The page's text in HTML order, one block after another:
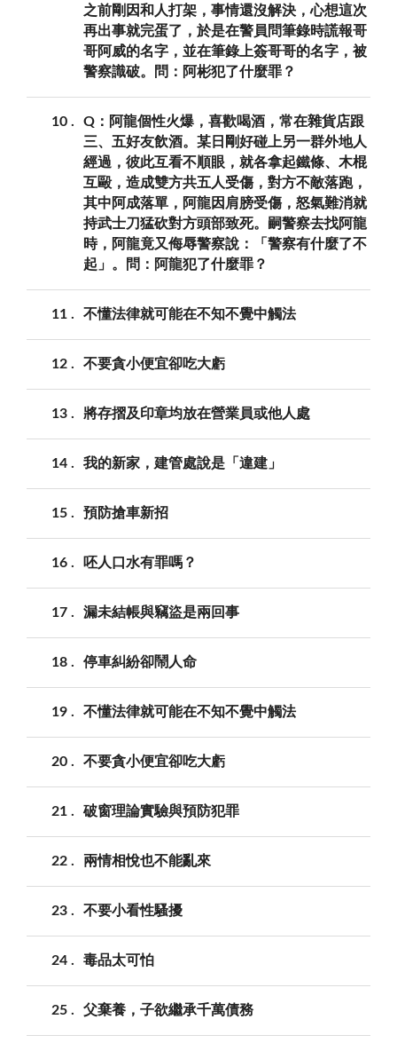
之前剛因和人打架，事情還沒解決，心想這次
再出事就完蛋了，於是在警員問筆錄時謊報哥
哥阿威的名字，並在筆錄上簽哥哥的名字，被
警察識破。問：阿彬犯了什麼罪？
10
Q：阿龍個性火爆，喜歡喝酒，常在雜貨店跟
三、五好友飲酒。某日剛好碰上另一群外地人
經過，彼此互看不順眼，就各拿起鐵條、木棍
互毆，造成雙方共五人受傷，對方不敵落跑，
其中阿成落單，阿龍因肩膀受傷，怒氣難消就
持武士刀猛砍對方頭部致死。嗣警察去找阿龍
時，阿龍竟又侮辱警察說：「警察有什麼了不
起」。問：阿龍犯了什麼罪？
11 不懂法律就可能在不知不覺中觸法
12 不要貪小便宜卻吃大虧
13 將存摺及印章均放在營業員或他人處
14 我的新家，建管處說是「違建」
15 預防搶車新招
16 呸人口水有罪嗎？
17 漏未結帳與竊盜是兩回事
18 停車糾紛卻鬧人命
19 不懂法律就可能在不知不覺中觸法
20 不要貪小便宜卻吃大虧
21 破窗理論實驗與預防犯罪
22 兩情相悅也不能亂來
23 不要小看性騷擾
24 毒品太可怕
25 父棄養，子欲繼承千萬債務